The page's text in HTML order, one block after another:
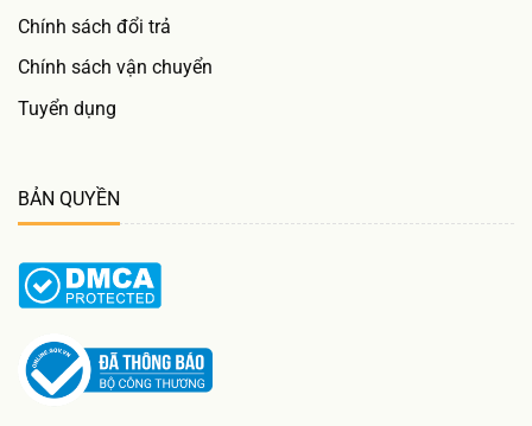
Chính sách đổi trả
Chính sách vận chuyển
Tuyển dụng
BẢN QUYỀN